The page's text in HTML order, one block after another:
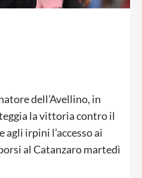
dell’Avellino, in
la vittoria contro il
agli irpini l’accesso ai
al Catanzaro martedì